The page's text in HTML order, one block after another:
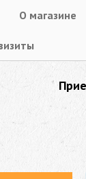
О магазине